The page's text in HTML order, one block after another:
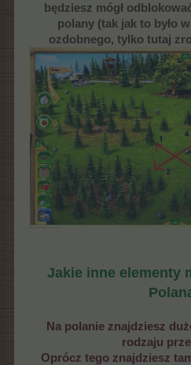
będziesz mógł
polany (tak jak to było
ozdobnego, tylko tutaj
Jakie inne elementy
Na polanie znajdziesz
rodzaju
Oprócz tego znajdziesz